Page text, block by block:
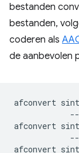
bestanden
bestanden,
coderen als
de aanbevolen
afconvert
--
afconvert
--
afconvert